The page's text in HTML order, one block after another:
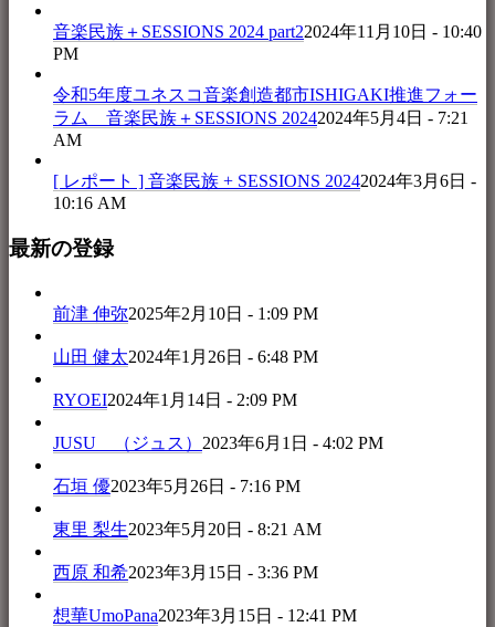
音楽民族＋SESSIONS 2024 part22024年11月10日 - 10:40
PM
令和5年度ユネスコ音楽創造都市ISHIGAKI推進フォー
ラム 音楽民族＋SESSIONS 20242024年5月4日 - 7:21
AM
[ レポート ] 音楽民族 + SESSIONS 20242024年3月6日 -
10:16 AM
最新の登録
前津 伸弥2025年2月10日 - 1:09 PM
山田 健太2024年1月26日 - 6:48 PM
RYOEI2024年1月14日 - 2:09 PM
JUSU （ジュス） 2023年6月1日 - 4:02 PM
石垣 優2023年5月26日 - 7:16 PM
東里 梨生2023年5月20日 - 8:21 AM
西原 和希2023年3月15日 - 3:36 PM
想華UmoPana2023年3月15日 - 12:41 PM